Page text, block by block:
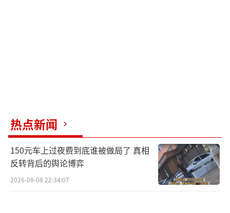
热点新闻
150元车上过夜费到底谁被做局了 真相
反转背后的舆论博弈
2026-08-08 22:34:07